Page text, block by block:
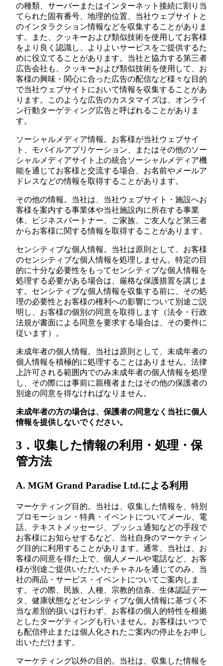
の種類、サーバーまたはインターネット接続に割り当
てられた固有番号、地理的位置、当社ウェブサイトと
のインタラクション情報などを収集することがありま
す。また、クッキーおよび類似技術を使用してお客様
をより良く認識し、よりよいサービスをご提供するた
めに役立てることがあります。当社と協力する第三者
広告会社も、クッキーおよび類似技術を使用して、お
客様の興味・関心に合った広告の配信など様々な目的
で当社ウェブサイトにおいて情報を収集することがあ
ります。このような広告のカスタマイズは、オンライ
ン行動ターゲティング広告と呼ばれることがありま
す。
ソーシャルメディア情報。お客様が当社ウェブサイ
ト、モバイルアプリケーション、またはその他のソー
シャルメディアサイト上の統合ソーシャルメディア機
能を通じてお客様と交流する場合、お名前やメールア
ドレスなどの情報を取得することがあります。
その他の情報。当社は、当社ウェブサイト・施設へお
客様を案内する事業体や当社施設内に所在する事業
体、ビジネスパートナー、ご家族、ご友人など第三者
からお客様に関する情報を取得することがあります。
センシティブな個人情報。当社は原則として、お客様
のセンシティブな個人情報を処理しません。特定の目
的に十分な必要性をもってセンシティブな個人情報を
処理する必要がある場合は、厳格な保護措置を講じま
す。センシティブな個人情報を収集する前に、その処
理の必要性とお客様の権利への影響について別途ご説
明し、お客様の個別の同意を取得します（法令・行政
法規が書面による同意を要求する場合は、その要件に
従います）。
未成年者の個人情報。当社は原則として、未成年者の
個人情報を積極的に処理することはありません。法律
上許可される範囲内でのみ未成年者の個人情報を処理
し、その際には事前に親権者またはその他の保護者の
別途の同意を得なければなりません。
未成年者の方の場合は、保護者の同意なく当社に個人
情報を提供しないでください。
3．収集した情報の利用・処理・保
管方法
A. MGM Grand Paradise Ltd.による利用
マーケティング目的。当社は、収集した情報を、特別
プロモーション・特典・イベントについてメール、電
話、テキストメッセージ、プッシュ通知などの手段で
お客様にお知らせするなど、当社自身のマーケティン
グ目的に利用することがあります。通常、当社は、お
客様の同意を得た上で、個人メールや電話など、お客
様が別途ご提供いただいたチャネルを通じてのみ、当
社の商品・サービス・イベントについてご案内しま
す。その際、民族、人種、宗教的信条、生体認証デー
タ、健康状態などセンシティブな個人情報に基づく不
当な差別的扱いは行わず、お客様の個人的特性を根拠
としたターゲティングも行いません。お客様はいつで
も配信停止または個人化されたご案内の停止をお申し
出いただけます。
マーケティング以外の目的。当社は、収集した情報を